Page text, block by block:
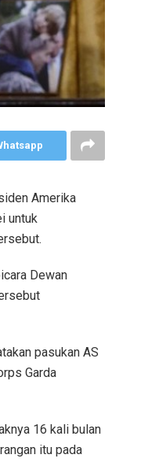
Amerika
untuk
Dewan
pasukan AS
Garda
16 kali bulan
itu pada